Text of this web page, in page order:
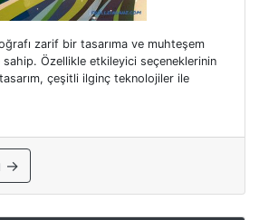
zarif bir tasarıma ve muhteşem
Özellikle etkileyici seçeneklerinin
çeşitli ilginç teknolojiler ile
→